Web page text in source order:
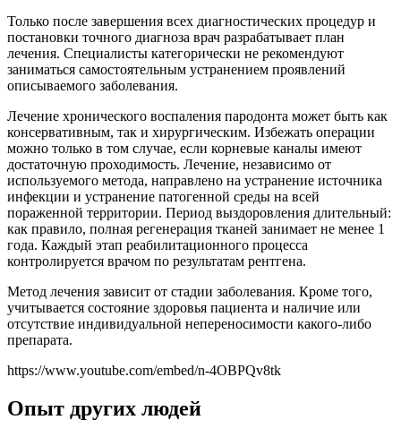
Только после завершения всех диагностических процедур и
постановки точного диагноза врач разрабатывает план
лечения. Специалисты категорически не рекомендуют
заниматься самостоятельным устранением проявлений
описываемого заболевания.
Лечение хронического воспаления пародонта может быть как
консервативным, так и хирургическим. Избежать операции
можно только в том случае, если корневые каналы имеют
достаточную проходимость. Лечение, независимо от
используемого метода, направлено на устранение источника
инфекции и устранение патогенной среды на всей
пораженной территории. Период выздоровления длительный:
как правило, полная регенерация тканей занимает не менее 1
года. Каждый этап реабилитационного процесса
контролируется врачом по результатам рентгена.
Метод лечения зависит от стадии заболевания. Кроме того,
учитывается состояние здоровья пациента и наличие или
отсутствие индивидуальной непереносимости какого-либо
препарата.
https://www.youtube.com/embed/n-4OBPQv8tk
Опыт других людей